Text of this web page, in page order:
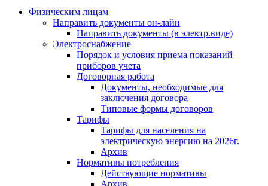
Физическим лицам
Направить документы он-лайн
Направить документы (в электр.виде)
Электроснабжение
Порядок и условия приема показаний
приборов учета
Договорная работа
Документы, необходимые для
заключения договора
Типовые формы договоров
Тарифы
Тарифы для населения на
электрическую энергию на 2026г.
Архив
Нормативы потребления
Действующие нормативы